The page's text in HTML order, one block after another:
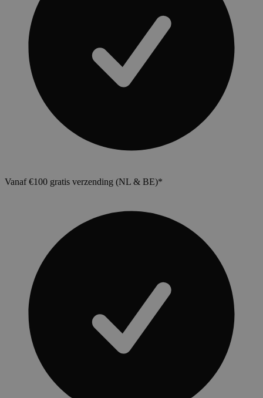
Vanaf €100 gratis verzending (NL & BE)*